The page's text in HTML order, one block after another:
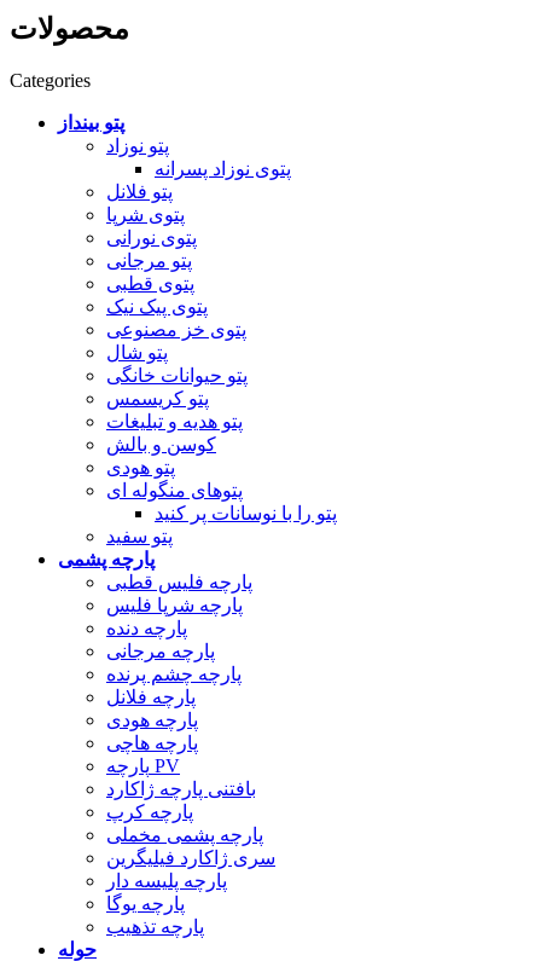
محصولات
Categories
پتو بینداز
پتو نوزاد
پتوی نوزاد پسرانه
پتو فلانل
پتوی شرپا
پتوی نورانی
پتو مرجانی
پتوی قطبی
پتوی پیک نیک
پتوی خز مصنوعی
پتو شال
پتو حیوانات خانگی
پتو کریسمس
پتو هدیه و تبلیغات
کوسن و بالش
پتو هودی
پتوهای منگوله ای
پتو را با نوسانات پر کنید
پتو سفید
پارچه پشمی
پارچه فلیس قطبی
پارچه شرپا فلیس
پارچه دنده
پارچه مرجانی
پارچه چشم پرنده
پارچه فلانل
پارچه هودی
پارچه هاچی
پارچه PV
بافتنی پارچه ژاکارد
پارچه کرپ
پارچه پشمی مخملی
سری ژاکارد فیلیگرین
پارچه پلیسه دار
پارچه یوگا
پارچه تذهیب
حوله